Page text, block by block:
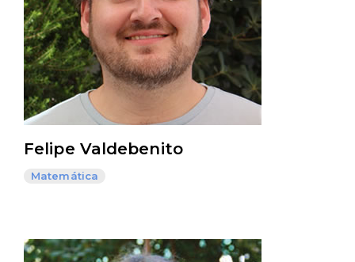
Felipe Valdebenito
Matemática